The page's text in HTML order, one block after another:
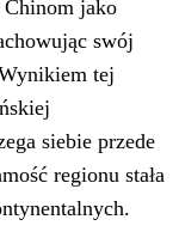
Chinom jako
swój
tej
siebie przede
regionu stała